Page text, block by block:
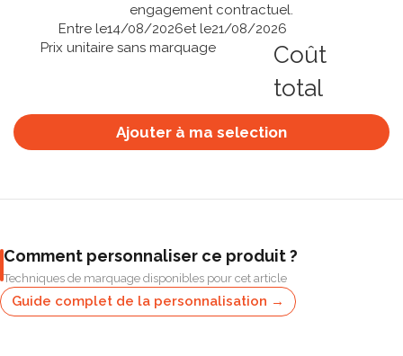
engagement contractuel.
Entre le14/08/2026et le21/08/2026
Prix unitaire sans marquage
Coût
total
Ajouter à ma selection
Comment personnaliser ce produit ?
Techniques de marquage disponibles pour cet article
Guide complet de la personnalisation →